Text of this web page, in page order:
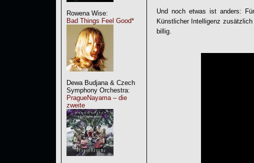
Rowena Wise:
Bad Things Feel Good*
Dewa Budjana & Czech
Symphony Orchestra:
PragueNayama – die
zweite
Und noch etwas ist anders:
Künstlicher Intelligenz
billig.